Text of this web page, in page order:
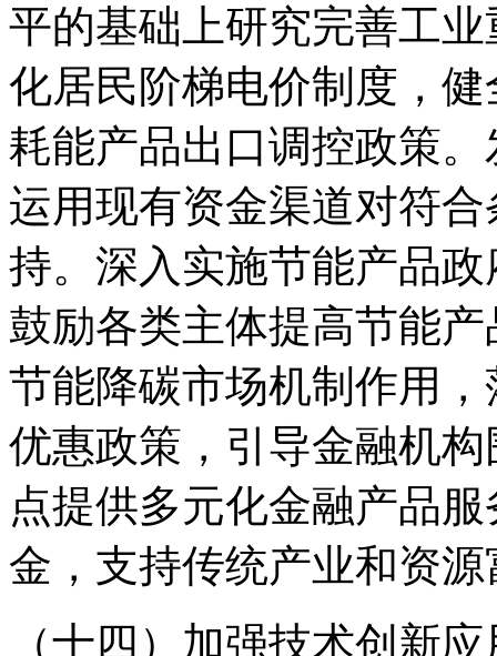
平的基础上研究完善工
化居民阶梯电价制度，
耗能产品出口调控政策
运用现有资金渠道对符
持。深入实施节能产品
鼓励各类主体提高节能
节能降碳市场机制作用
优惠政策，引导金融机
点提供多元化金融产品
金，支持传统产业和资
（十四）加强技术创新